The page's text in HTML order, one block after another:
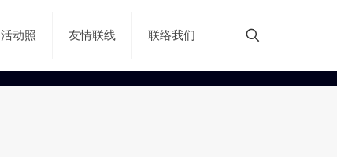
活动照 友情联线 联络我们